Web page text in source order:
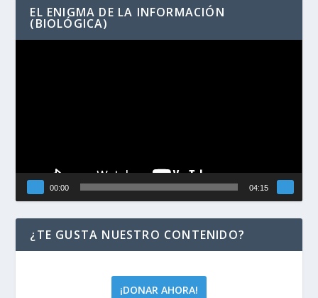
EL ENIGMA DE LA INFORMACIÓN
(BIOLÓGICA)
00:00 04:15
¿TE GUSTA NUESTRO CONTENIDO?
¡DONAR AHORA!